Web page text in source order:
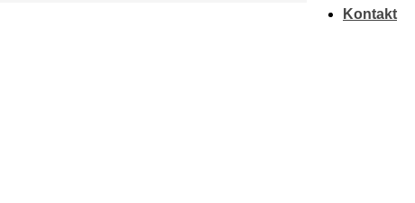
Kontakt